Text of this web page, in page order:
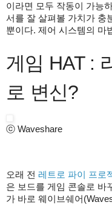
이라면 모두 작동이 가능
서를 잘 살펴볼 가치가 충
뿐이다. 제어 시스템의 마
게임 HAT :
로 변신?
ⓒ Waveshare
오래 전 레트로 파이 프로
은 보드를 게임 콘솔로 바
가 바로 웨이브쉐어